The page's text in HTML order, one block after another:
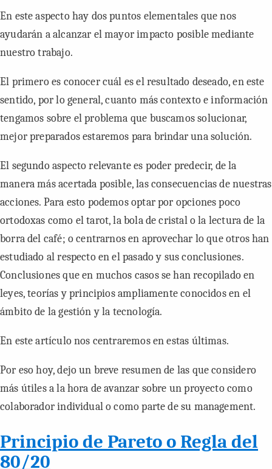
En este aspecto hay dos puntos elementales que nos
ayudarán a alcanzar el mayor impacto posible mediante
nuestro trabajo.
El primero es conocer cuál es el resultado deseado, en este
sentido, por lo general, cuanto más contexto e información
tengamos sobre el problema que buscamos solucionar,
mejor preparados estaremos para brindar una solución.
El segundo aspecto relevante es poder predecir, de la
manera más acertada posible, las consecuencias de nuestras
acciones. Para esto podemos optar por opciones poco
ortodoxas como el tarot, la bola de cristal o la lectura de la
borra del café; o centrarnos en aprovechar lo que otros han
estudiado al respecto en el pasado y sus conclusiones.
Conclusiones que en muchos casos se han recopilado en
leyes, teorías y principios ampliamente conocidos en el
ámbito de la gestión y la tecnología.
En este artículo nos centraremos en estas últimas.
Por eso hoy, dejo un breve resumen de las que considero
más útiles a la hora de avanzar sobre un proyecto como
colaborador individual o como parte de su management.
Principio de Pareto o Regla del
80/20